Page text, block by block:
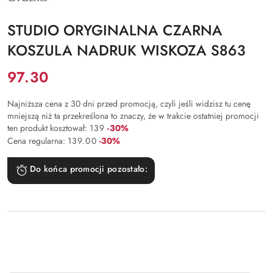
PRODUCENTA:
STUDIO ORYGINALNA CZARNA
KOSZULA NADRUK WISKOZA S863
Cena:
97.30
Najniższa cena z 30 dni przed promocją, czyli jeśli widzisz tu cenę
mniejszą niż ta przekreślona to znaczy, że w trakcie ostatniej promocji
ten produkt kosztował: 139 Rabat:
-30%
Cena regularna: 139.00 Rabat:
-30%
Do końca promocji pozostało: